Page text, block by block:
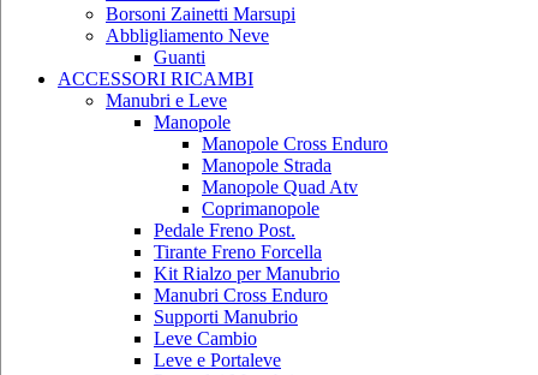
Borsoni Zainetti Marsupi
Abbligliamento Neve
Guanti
ACCESSORI RICAMBI
Manubri e Leve
Manopole
Manopole Cross Enduro
Manopole Strada
Manopole Quad Atv
Coprimanopole
Pedale Freno Post.
Tirante Freno Forcella
Kit Rialzo per Manubrio
Manubri Cross Enduro
Supporti Manubrio
Leve Cambio
Leve e Portaleve